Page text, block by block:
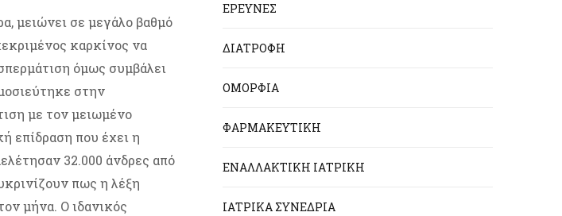
μειώνει σε μεγάλο βαθμό
καρκίνος να
όμως συμβάλει
στην
με τον μειωμένο
επίδραση που έχει η
32.000 άνδρες από
πως η λέξη
μήνα. Ο ιδανικός
ΕΡΕΥΝΕΣ
ΔΙΑΤΡΟΦΗ
ΟΜΟΡΦΙΑ
ΦΑΡΜΑΚΕΥΤΙΚΗ
ΕΝΑΛΛΑΚΤΙΚΗ ΙΑΤΡΙΚΗ
ΙΑΤΡΙΚΑ ΣΥΝΕΔΡΙΑ